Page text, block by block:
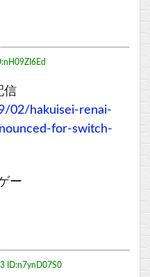
信
02/hakuisei-renai-
for-switch-
ー
ID:n7ynD07S0